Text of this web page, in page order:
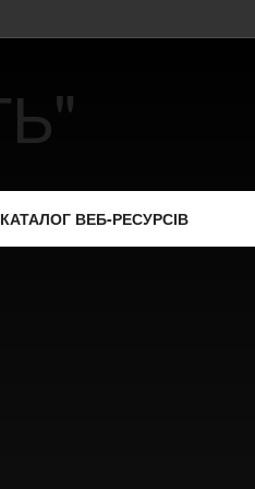
КАТАЛОГ ВЕБ-РЕСУРСІВ